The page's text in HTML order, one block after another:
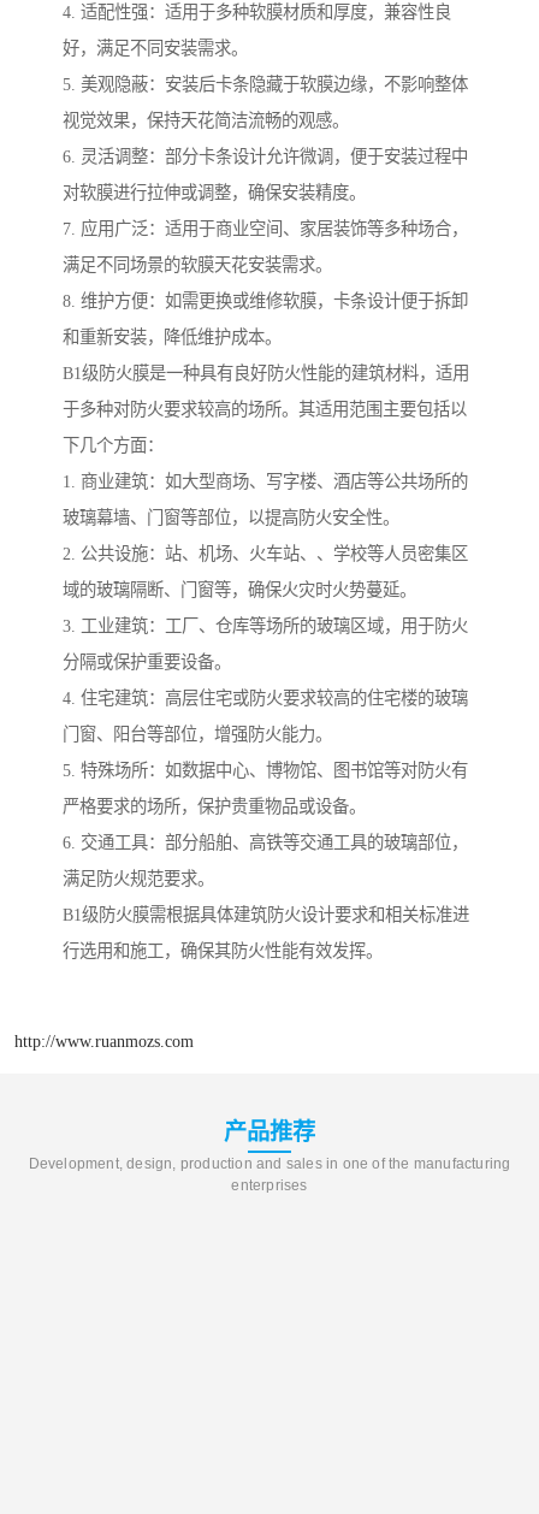
4. 适配性强：适用于多种软膜材质和厚度，兼容性良
好，满足不同安装需求。
5. 美观隐蔽：安装后卡条隐藏于软膜边缘，不影响整体
视觉效果，保持天花简洁流畅的观感。
6. 灵活调整：部分卡条设计允许微调，便于安装过程中
对软膜进行拉伸或调整，确保安装精度。
7. 应用广泛：适用于商业空间、家居装饰等多种场合，
满足不同场景的软膜天花安装需求。
8. 维护方便：如需更换或维修软膜，卡条设计便于拆卸
和重新安装，降低维护成本。
B1级防火膜是一种具有良好防火性能的建筑材料，适用
于多种对防火要求较高的场所。其适用范围主要包括以
下几个方面：
1. 商业建筑：如大型商场、写字楼、酒店等公共场所的
玻璃幕墙、门窗等部位，以提高防火安全性。
2. 公共设施：站、机场、火车站、、学校等人员密集区
域的玻璃隔断、门窗等，确保火灾时火势蔓延。
3. 工业建筑：工厂、仓库等场所的玻璃区域，用于防火
分隔或保护重要设备。
4. 住宅建筑：高层住宅或防火要求较高的住宅楼的玻璃
门窗、阳台等部位，增强防火能力。
5. 特殊场所：如数据中心、博物馆、图书馆等对防火有
严格要求的场所，保护贵重物品或设备。
6. 交通工具：部分船舶、高铁等交通工具的玻璃部位，
满足防火规范要求。
B1级防火膜需根据具体建筑防火设计要求和相关标准进
行选用和施工，确保其防火性能有效发挥。
http://www.ruanmozs.com
产品推荐
Development, design, production and sales in one of the manufacturing
enterprises